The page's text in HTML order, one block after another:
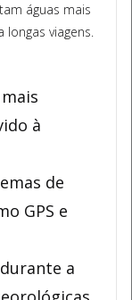
águas mais
viagens.
à
de
GPS e
a